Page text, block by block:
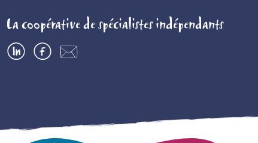
La coopérative de spécialistes indépendants